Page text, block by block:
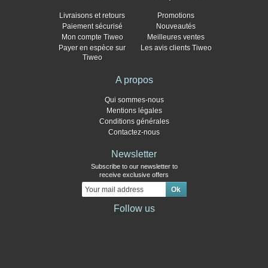
Livraisons et retours
Paiement sécurisé
Mon compte Tiweo
Payer en espèce sur
Tiweo
Promotions
Nouveautés
Meilleures ventes
Les avis clients Tiweo
A propos
Qui sommes-nous
Mentions légales
Conditions générales
Contactez-nous
Newsletter
Subscribe to our newsletter to
receive exclusive offers
Follow us